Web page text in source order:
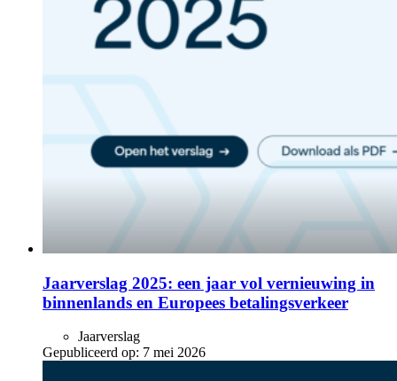
Jaarverslag 2025: een jaar vol vernieuwing in
binnenlands en Europees betalingsverkeer
Jaarverslag
Gepubliceerd op: 7 mei 2026